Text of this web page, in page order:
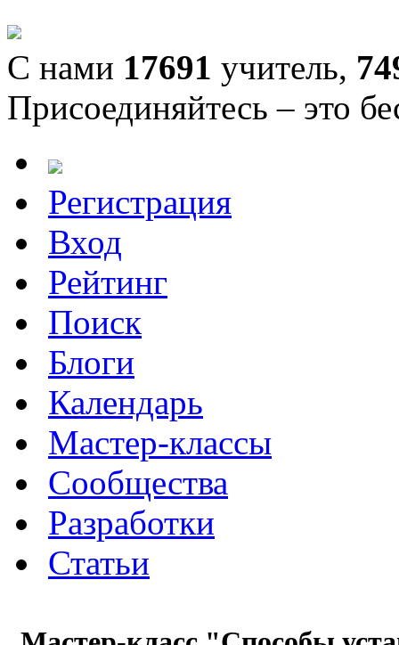
С нами 17691 учитель,
Присоединяйтесь – это
Регистрация
Вход
Рейтинг
Поиск
Блоги
Календарь
Мастер-классы
Сообщества
Разработки
Статьи